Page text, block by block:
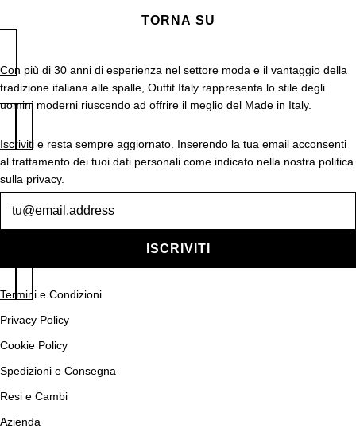
TORNA SU
Con più di 30 anni di esperienza nel settore moda e il vantaggio della
tradizione italiana alle spalle, Outfit Italy rappresenta lo stile degli
uomini moderni riuscendo ad offrire il meglio del Made in Italy.
Iscriviti e resta sempre aggiornato. Inserendo la tua email acconsenti
al trattamento dei tuoi dati personali come indicato nella nostra politica
sulla privacy.
ISCRIVITI
Termini e Condizioni
Privacy Policy
Cookie Policy
Spedizioni e Consegna
Resi e Cambi
Azienda